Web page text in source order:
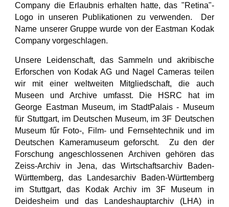
Company die Erlaubnis erhalten hatte, das "Retina"-
Logo in unseren Publikationen zu verwenden. Der
Name unserer Gruppe wurde von der Eastman Kodak
Company vorgeschlagen.
Unsere Leidenschaft, das Sammeln und akribische
Erforschen von Kodak AG und Nagel Cameras teilen
wir mit einer weltweiten Mitgliedschaft, die auch
Museen und Archive umfasst. Die HSRC hat im
George Eastman Museum, im StadtPalais - Museum
für Stuttgart, im Deutschen Museum, im 3F Deutschen
Museum fűr Foto-, Film- und Fernsehtechnik und im
Deutschen Kameramuseum geforscht. Zu den der
Forschung angeschlossenen Archiven gehören das
Zeiss-Archiv in Jena, das Wirtschaftsarchiv Baden-
Württemberg, das Landesarchiv Baden-Württemberg
im Stuttgart, das Kodak Archiv im 3F Museum in
Deidesheim und das Landeshauptarchiv (LHA) in